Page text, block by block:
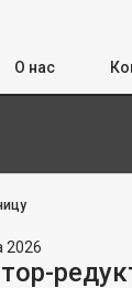
О нас
2026